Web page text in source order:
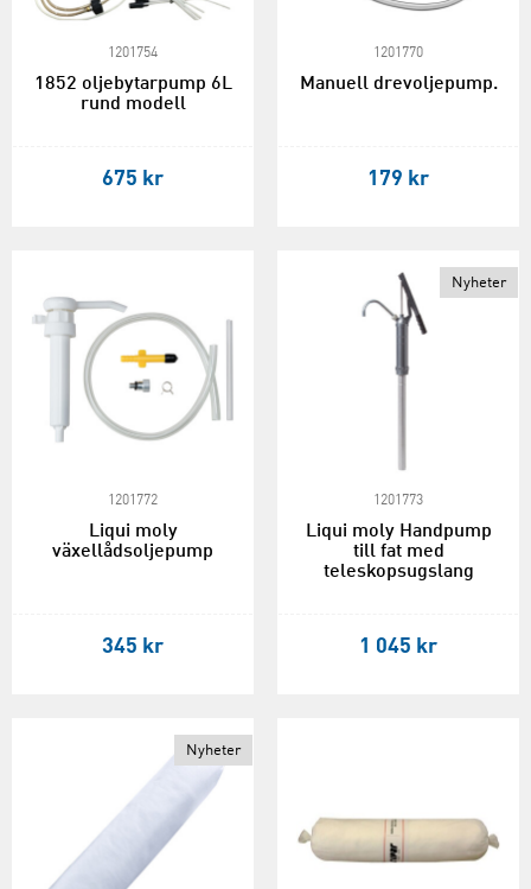
1201754
1852 oljebytarpump 6L
rund modell
675 kr
1201770
Manuell drevoljepump.
179 kr
1201772
Liqui moly
växellådsoljepump
345 kr
Nyheter
1201773
Liqui moly Handpump
till fat med
teleskopsugslang
1 045 kr
Nyheter